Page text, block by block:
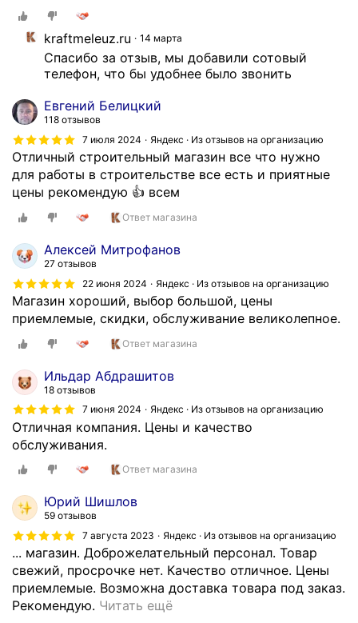
kraftmeleuz.ru 14 марта
Спасибо за отзыв, мы добавили сотовый
телефон, что бы удобнее было звонить
Евгений Белицкий
118 отзывов
7 июля 2024
Яндекс · Из отзывов на организацию
Отличный строительный магазин все что нужно
для работы в строительстве все есть и приятные
цены рекомендую 👍 всем
Ответ магазина
Алексей Митрофанов
27 отзывов
22 июня 2024
Яндекс · Из отзывов на организацию
Магазин хороший, выбор большой, цены
приемлемые, скидки, обслуживание великолепное.
Ответ магазина
Ильдар Абдрашитов
18 отзывов
7 июня 2024
Яндекс · Из отзывов на организацию
Отличная компания. Цены и качество
обслуживания.
Ответ магазина
Юрий Шишлов
59 отзывов
7 августа 2023
Яндекс · Из отзывов на организацию
... магазин. Доброжелательный персонал. Товар
свежий, просрочке нет. Качество отличное. Цены
приемлемые. Возможна доставка товара под заказ.
Рекомендую. Читать ещёО